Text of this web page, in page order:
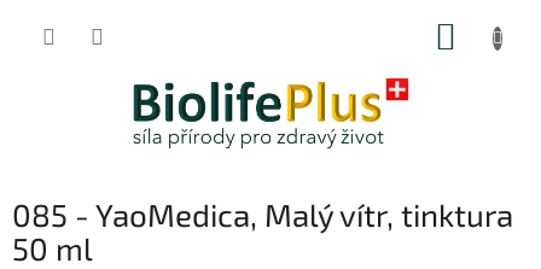
085 - YaoMedica, Malý vítr, tinktura
50 ml